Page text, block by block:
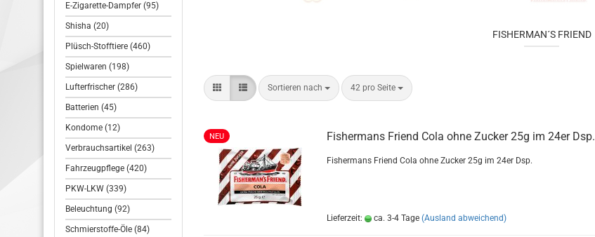
FISHERMAN´S FRIEND
Sortieren nach 42 pro Seite
NEU Fi­sher­m­ans Friend Cola ohne Zu­cker 25g im 24er Dsp.
Fi­sher­m­ans Friend Cola ohne Zu­cker 25g im 24er Dsp.
Lieferzeit: ca. 3-4 Tage (Ausland abweichend)
E-Zigarette-Dampfer (95)
Shisha (20)
Plüsch-Stofftiere (460)
Spielwaren (198)
Lufterfrischer (286)
Batterien (45)
Kondome (12)
Verbrauchsartikel (263)
Fahrzeugpflege (420)
PKW-LKW (339)
Beleuchtung (92)
Schmierstoffe-Öle (84)